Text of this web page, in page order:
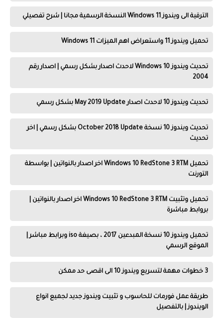
الترقية الى ويندوز Windows 11 النسخة الرسمية مجانا | شرح تفصيلي
تحميل ويندوز 11 واستعراض اهم الميزات Windows 11
تحديث ويندوز Windows 10 لاحدث اصدار بشكل رسمي | اصدار رقم
2004
تحديث ويندوز 10 لاحدث اصدار May 2019 Update بشكل رسمي
تحديث ويندوز 10 نسخة October 2018 Update بشكل رسمي | اخر
تحديث
تحميل Windows 10 RedStone 3 RTM اخر اصدار بالنواتين | بواسطة
التورنت
تحميل وتثبيت Windows 10 RedStone 3 RTM اخر اصدار بالنواتين |
بروابط مباشرة
تحميل ويندوز 10 نسخة المبدعين 2017 ، بصيغة iso وبرابط مباشر |
الموقع الرسمي
3 خطوات مهمة لتسريع ويندوز 10 الى اقصى حد ممكن
طريقة عمل فورمات للحاسوب و تثبيت ويندوز جديد لجميع انواع
الويندوز | بالتفصيل